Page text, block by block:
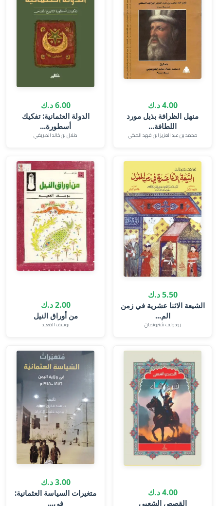
4.00 د.ك
منهل الظرافة بذيل مورد
اللطافة...
محمد بن عبد العزيز ابن فهد المكي
6.00 د.ك
الدولة العثمانية: تفكيك
أسطورة...
طلال بن خالد الطريفي
5.50 د.ك
الشيعة الاثنا عشرية في زمن
الم...
رودولف شتروتمان
2.00 د.ك
من أوراق النيل
يوسف القعيد
4.00 د.ك
القصص الشعبي
3.00 د.ك
متغيرات السياسة العثمانية:
في...